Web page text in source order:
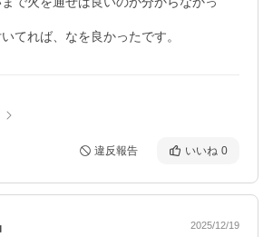
てれば、なを良かったです。
違反報告 いいね 0
2025/12/19